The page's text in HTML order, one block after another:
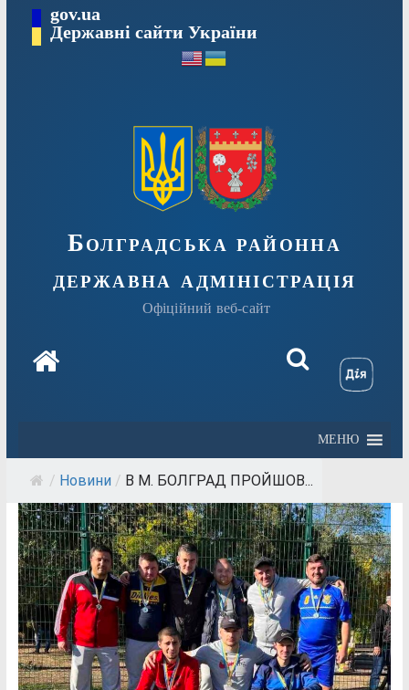
Перейтиgov.ua
Державні сайти України
Болградська районна
державна адміністрація
Офіційний веб-сайт
МЕНЮ
/ Новини / В М. БОЛГРАД ПРОЙШОВ...